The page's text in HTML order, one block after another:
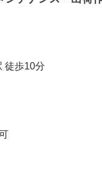
徒歩10分